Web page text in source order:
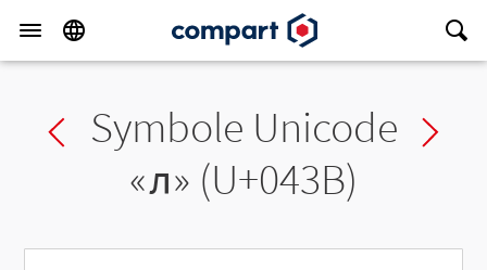
Previous char
Symbole Unicode
«л» (U+043B)